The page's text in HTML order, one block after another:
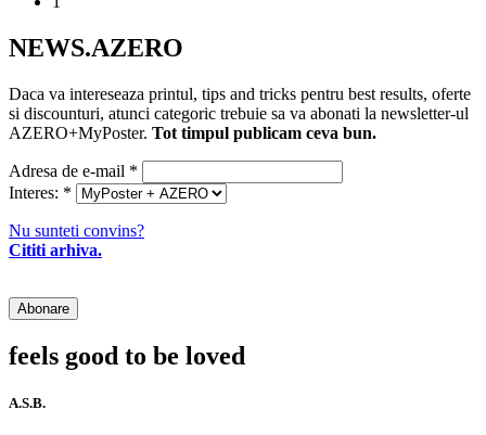
NEWS.AZERO
Daca va intereseaza printul, tips and tricks pentru best results, oferte
si discounturi, atunci categoric trebuie sa va abonati la newsletter-ul
AZERO+MyPoster. Tot timpul publicam ceva bun.
Adresa de e-mail *
Interes: *
Nu sunteti convins?
Cititi arhiva.
feels good to be loved
A.S.B.